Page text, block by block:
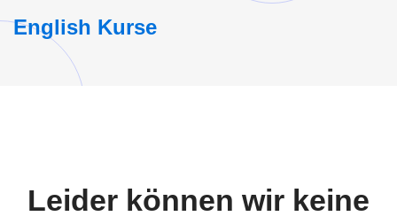
English Kurse
Leider können wir keine